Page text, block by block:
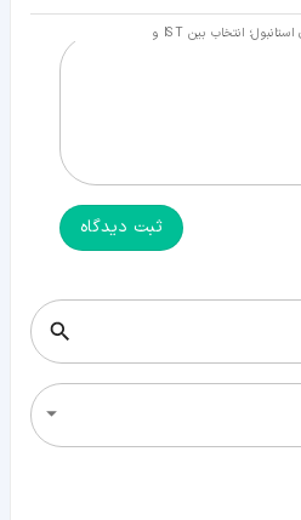
دیدگاه خود را درباره فرودگاه‌های استانبول؛ انتخاب بین IST و
ثبت دیدگاه